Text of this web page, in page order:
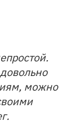
можно